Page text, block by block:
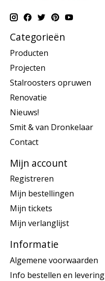
Categorieën
Producten
Projecten
Stalroosters opruwen
Renovatie
Nieuws!
Smit & van Dronkelaar
Contact
Mijn account
Registreren
Mijn bestellingen
Mijn tickets
Mijn verlanglijst
Informatie
Algemene voorwaarden
Info bestellen en levering